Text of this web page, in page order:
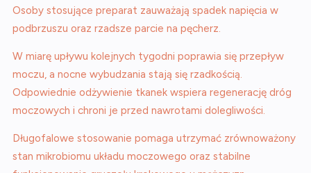
Osoby stosujące preparat zauważają spadek napięcia w
podbrzuszu oraz rzadsze parcie na pęcherz.
W miarę upływu kolejnych tygodni poprawia się przepływ
moczu, a nocne wybudzania stają się rzadkością.
Odpowiednie odżywienie tkanek wspiera regenerację dróg
moczowych i chroni je przed nawrotami dolegliwości.
Długofalowe stosowanie pomaga utrzymać zrównoważony
stan mikrobiomu układu moczowego oraz stabilne